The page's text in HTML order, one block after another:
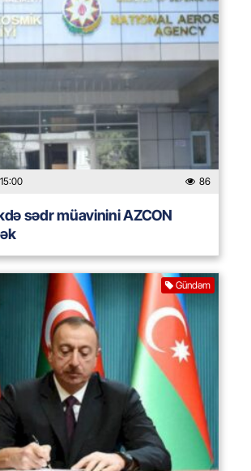
86
sədr müavinini AZCON
Gündəm